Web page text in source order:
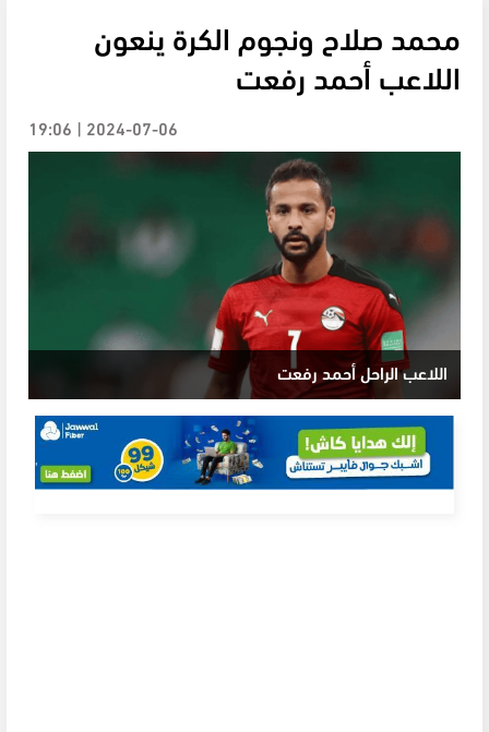
محمد صلاح ونجوم الكرة ينعون
اللاعب أحمد رفعت
2024-07-06 | 19:06
اللاعب الراحل أحمد رفعت